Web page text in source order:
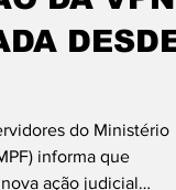
DA VPNI
DESDE